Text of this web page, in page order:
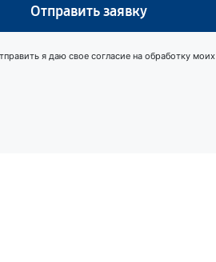
Отправить заявку
я даю свое согласие на обработку моих